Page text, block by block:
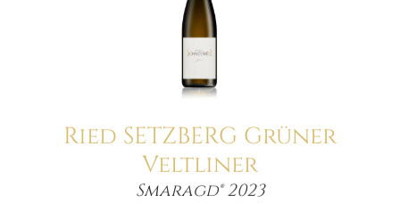
Ried SETZBERG Grüner
Veltliner
Smaragd® 2023
Menge